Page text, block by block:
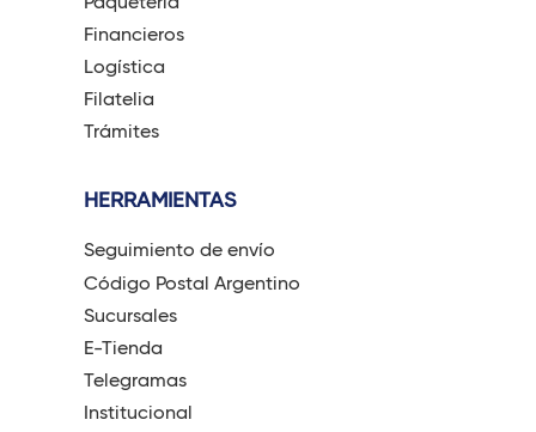
Financieros
Logística
Filatelia
Trámites
HERRAMIENTAS
Seguimiento de envío
Código Postal Argentino
Sucursales
E-Tienda
Telegramas
Institucional